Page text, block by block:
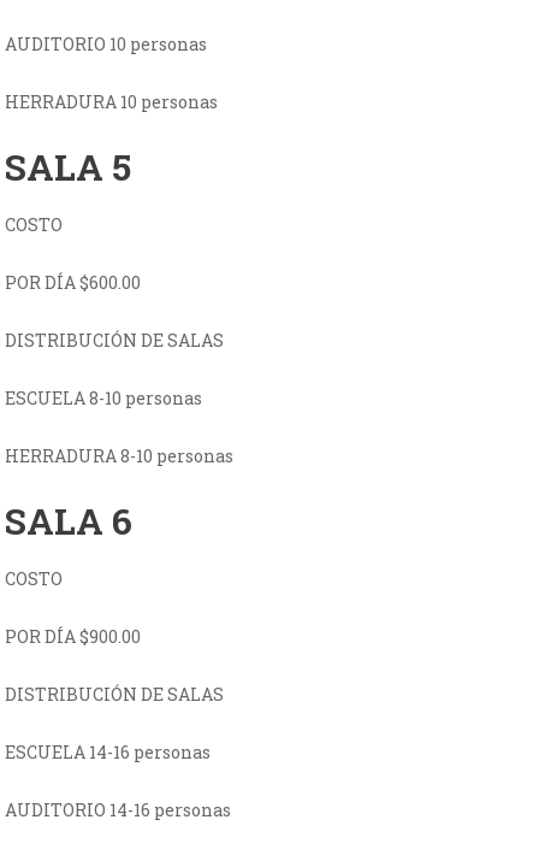
AUDITORIO 10 personas
HERRADURA 10 personas
SALA 5
COSTO
POR DÍA $600.00
DISTRIBUCIÓN DE SALAS
ESCUELA 8-10 personas
HERRADURA 8-10 personas
SALA 6
COSTO
POR DÍA $900.00
DISTRIBUCIÓN DE SALAS
ESCUELA 14-16 personas
AUDITORIO 14-16 personas